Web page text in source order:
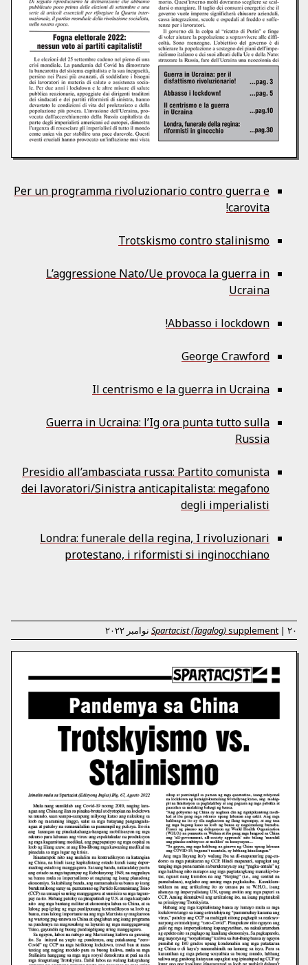
Per un programma rivoluzionario contro guerra e
carovita!
Trotskismo contro stalinismo
L’aggressione Nato/Ue provoca la guerra in
Ucraina
Abbasso i lockdown!
George Crawford
Il centrismo e la guerra in Ucraina
Guerra in Ucraina: l’Ig ora punta tutto sulla
Russia
Presidio all’ambasciata russa: Partito comunista
dei lavoratori/Sinistra anticapitalista: megafono
degli imperialisti
Londra: funerale della regina, I rivoluzionari
protestano, i riformisti si inginocchiano
Spartacist (Tagalog) supplement | ۲۰ نوامبر ۲۰۲۲